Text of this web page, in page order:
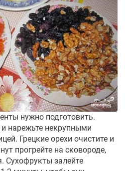
нужно подготовить.
нарежьте некрупными
Грецкие орехи очистите и
прогрейте на сковороде,
Сухофрукты залейте